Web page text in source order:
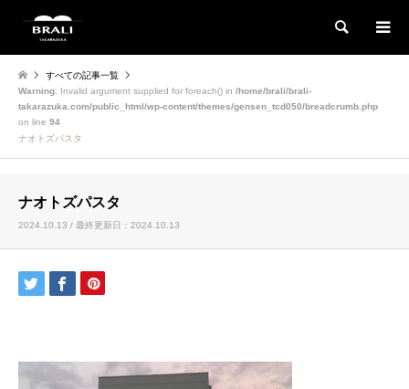
検索
すべての記事一覧
Warning: Invalid argument supplied for foreach() in /home/brali/brali-
takarazuka.com/public_html/wp-content/themes/gensen_tcd050/breadcrumb.php
on line 94
ナオトズパスタ
ナオトズパスタ
2024.10.13 / 最終更新日：2024.10.13